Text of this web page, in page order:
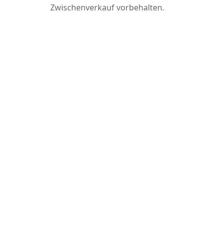
Zwischenverkauf vorbehalten.